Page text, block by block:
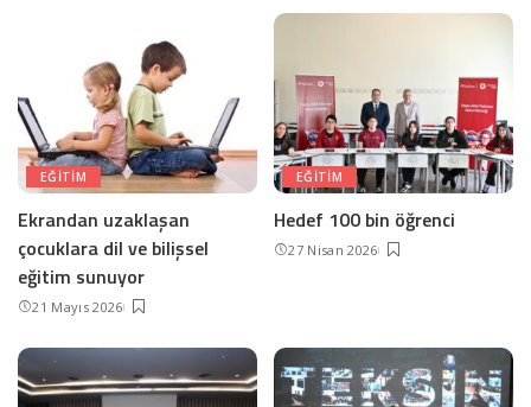
EĞITIM
Ekrandan uzaklaşan
çocuklara dil ve bilişsel
eğitim sunuyor
21 Mayıs 2026
EĞITIM
Hedef 100 bin öğrenci
27 Nisan 2026